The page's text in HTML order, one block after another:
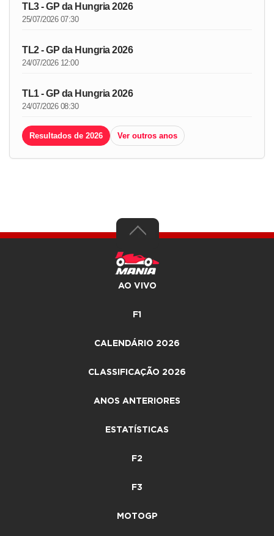
TL3 - GP da Hungria 2026
25/07/2026 07:30
TL2 - GP da Hungria 2026
24/07/2026 12:00
TL1 - GP da Hungria 2026
24/07/2026 08:30
Resultados de 2026 Ver outros anos
AO VIVO
F1
CALENDÁRIO 2026
CLASSIFICAÇÃO 2026
ANOS ANTERIORES
ESTATÍSTICAS
F2
F3
MOTOGP